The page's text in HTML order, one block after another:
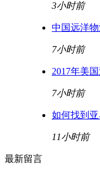
3小时前
中国远洋
7小时前
2017年美
7小时前
如何找到
11小时前
最新留言